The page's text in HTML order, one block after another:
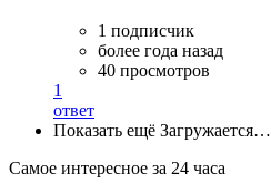
1 подписчик
более года назад
40 просмотров
1
ответ
Показать ещё Загружается…
Самое интересное за 24 часа